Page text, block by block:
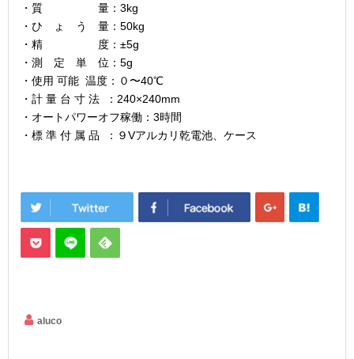
・質 量：3kg
・ひ ょ う 量：50kg
・精 度：±5g
・測 定 単 位：5g
・使用 可能 温度：０〜40℃
・計 量 台 寸 法 ：240×240mm
・オートパワーオフ稼働：3時間
・標 準 付 属 品 ：９Vアルカリ乾電池、ケース
aluco